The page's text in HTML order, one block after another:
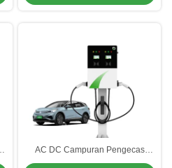
AC DC Campuran Pengecas
Mobil Listrik Untuk Parkir Rumah